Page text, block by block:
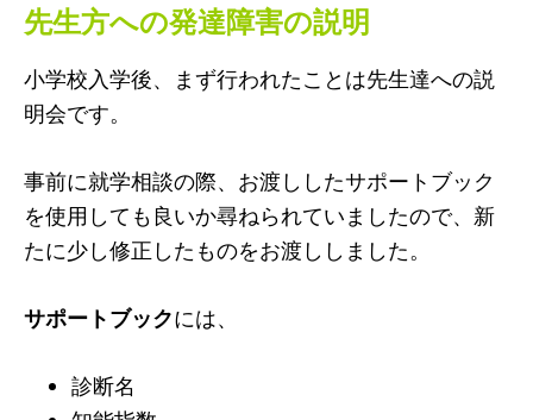
先生方への発達障害の説明
小学校入学後、まず行われたことは先生達への説
明会です。
事前に就学相談の際、お渡ししたサポートブック
を使用しても良いか尋ねられていましたので、新
たに少し修正したものをお渡ししました。
サポートブックには、
診断名